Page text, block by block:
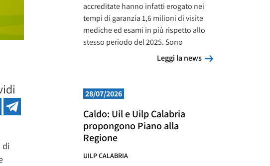
di
accreditate hanno infatti erogato nei
tempi di garanzia 1,6 milioni di visite
mediche ed esami in più rispetto allo
stesso periodo del 2025. Sono
Leggi la news
Leggi la news
28/07/2026
Caldo: Uil e Uilp Calabria
propongono Piano alla
Regione
UILP CALABRIA